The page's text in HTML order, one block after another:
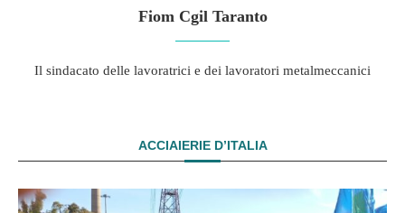
Fiom Cgil Taranto
Il sindacato delle lavoratrici e dei lavoratori metalmeccanici
ACCIAIERIE D’ITALIA